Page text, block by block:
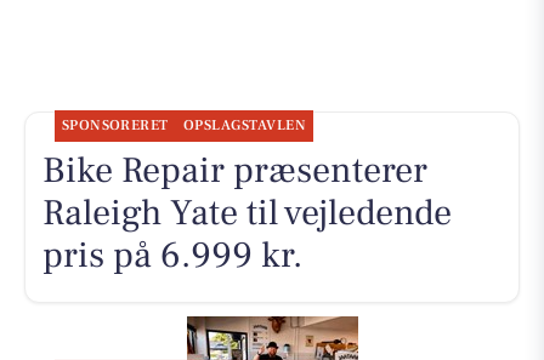
SPONSORERET OPSLAGSTAVLEN
Bike Repair præsenterer
Raleigh Yate til vejledende
pris på 6.999 kr.